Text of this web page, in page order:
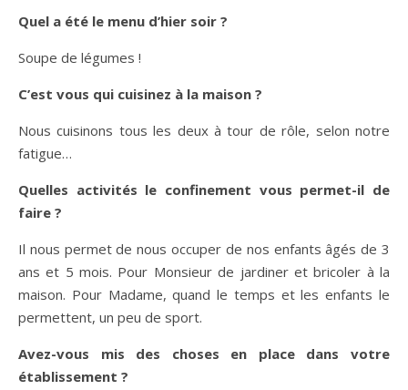
Quel a été le menu d’hier soir ?
Soupe de légumes !
C’est vous qui cuisinez à la maison ?
Nous cuisinons tous les deux à tour de rôle, selon notre
fatigue…
Quelles activités le confinement vous permet-il de
faire ?
Il nous permet de nous occuper de nos enfants âgés de 3
ans et 5 mois. Pour Monsieur de jardiner et bricoler à la
maison. Pour Madame, quand le temps et les enfants le
permettent, un peu de sport.
Avez-vous mis des choses en place dans votre
établissement ?